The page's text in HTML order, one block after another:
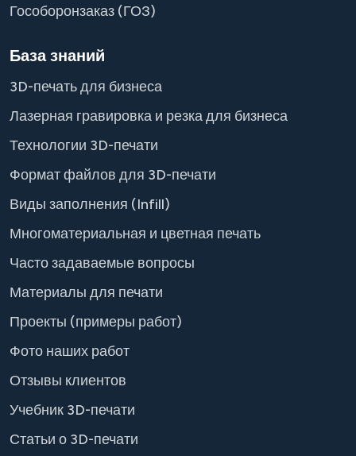
Гособоронзаказ (ГОЗ)
База знаний
3D-печать для бизнеса
Лазерная гравировка и резка для бизнеса
Технологии 3D-печати
Формат файлов для 3D-печати
Виды заполнения (Infill)
Многоматериальная и цветная печать
Часто задаваемые вопросы
Материалы для печати
Проекты (примеры работ)
Фото наших работ
Отзывы клиентов
Учебник 3D-печати
Статьи о 3D-печати